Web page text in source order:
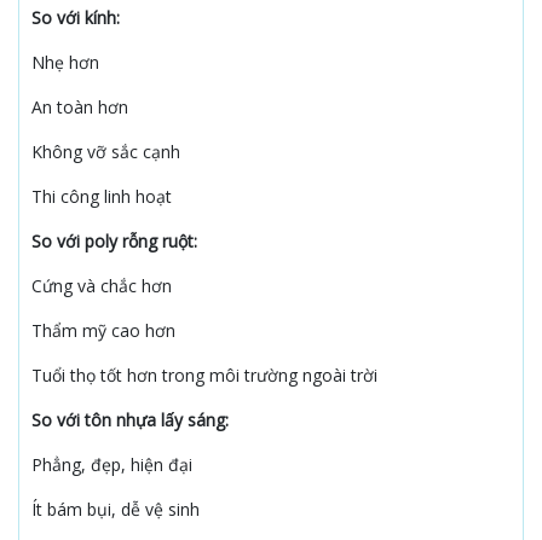
So với kính:
Nhẹ hơn
An toàn hơn
Không vỡ sắc cạnh
Thi công linh hoạt
So với poly rỗng ruột:
Cứng và chắc hơn
Thẩm mỹ cao hơn
Tuổi thọ tốt hơn trong môi trường ngoài trời
So với tôn nhựa lấy sáng:
Phẳng, đẹp, hiện đại
Ít bám bụi, dễ vệ sinh